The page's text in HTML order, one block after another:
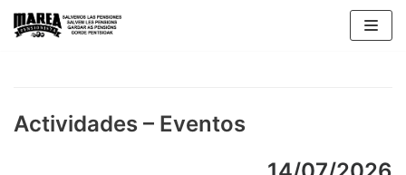
Saltar
Actividades – Eventos